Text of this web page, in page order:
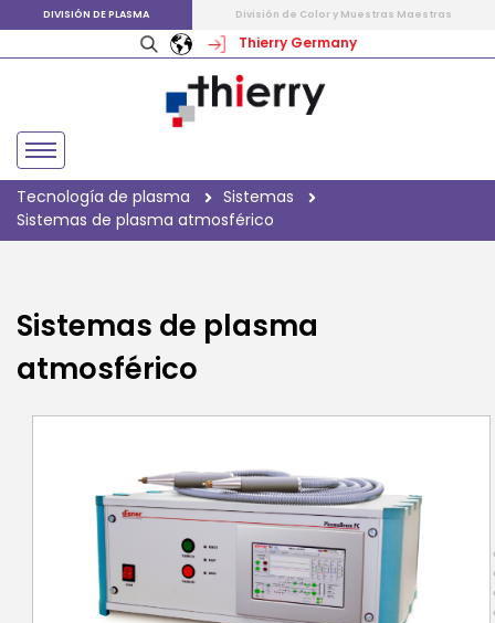
DIVISIÓN DE PLASMA División de Color y Muestras Maestras
Thierry Germany
Tecnología de plasma
Sistemas
Sistemas de plasma atmosférico
Sistemas de plasma
atmosférico